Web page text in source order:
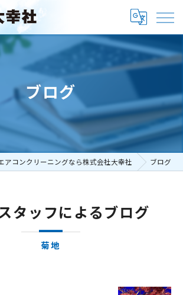
ブログ
アコンクリーニングなら株式会社大幸社 ブログ
タッフによるブログ
菊地